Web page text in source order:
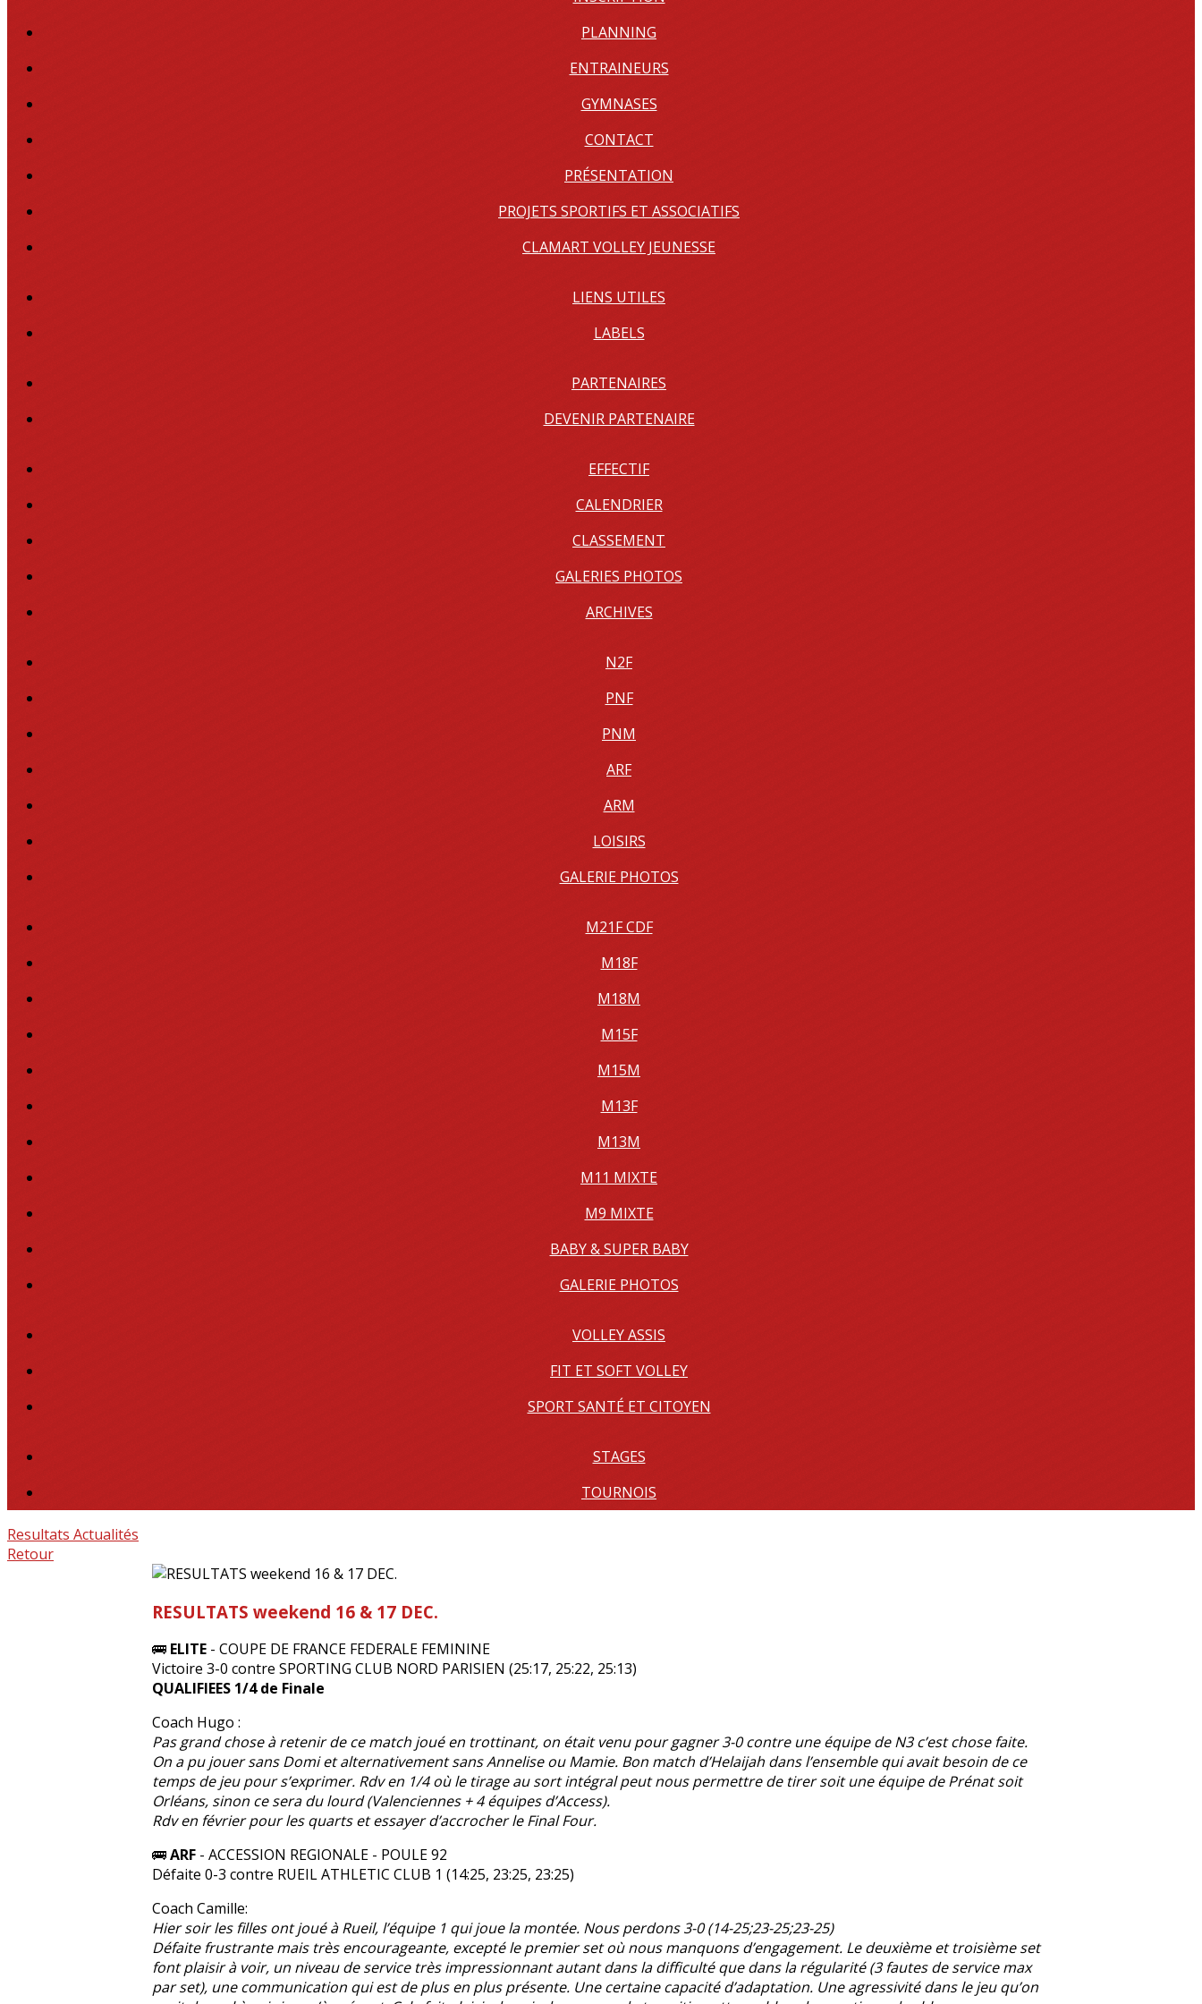
PLANNING
ENTRAINEURS
GYMNASES
CONTACT
PRÉSENTATION
PROJETS SPORTIFS ET ASSOCIATIFS
CLAMART VOLLEY JEUNESSE
LIENS UTILES
LABELS
PARTENAIRES
DEVENIR PARTENAIRE
EFFECTIF
CALENDRIER
CLASSEMENT
GALERIES PHOTOS
ARCHIVES
N2F
PNF
PNM
ARF
ARM
LOISIRS
GALERIE PHOTOS
M21F CDF
M18F
M18M
M15F
M15M
M13F
M13M
M11 MIXTE
M9 MIXTE
BABY & SUPER BABY
GALERIE PHOTOS
VOLLEY ASSIS
FIT ET SOFT VOLLEY
SPORT SANTÉ ET CITOYEN
STAGES
TOURNOIS
Resultats Actualités
Retour
RESULTATS weekend 16 & 17 DEC.
🚌 ELITE - COUPE DE FRANCE FEDERALE FEMININE
Victoire 3-0 contre SPORTING CLUB NORD PARISIEN (25:17, 25:22, 25:13)
QUALIFIEES 1/4 de Finale
Coach Hugo :
Pas grand chose à retenir de ce match joué en trottinant, on était venu pour gagner 3-0 contre une équipe de N3 c’est chose faite.
On a pu jouer sans Domi et alternativement sans Annelise ou Mamie. Bon match d’Helaijah dans l’ensemble qui avait besoin de ce
temps de jeu pour s’exprimer. Rdv en 1/4 où le tirage au sort intégral peut nous permettre de tirer soit une équipe de Prénat soit
Orléans, sinon ce sera du lourd (Valenciennes + 4 équipes d’Access).
Rdv en février pour les quarts et essayer d’accrocher le Final Four.
🚌ARF - ACCESSION REGIONALE - POULE 92
Défaite 0-3 contre RUEIL ATHLETIC CLUB 1 (14:25, 23:25, 23:25)
Coach Camille:
Hier soir les filles ont joué à Rueil, l’équipe 1 qui joue la montée. Nous perdons 3-0 (14-25;23-25;23-25)
Défaite frustrante mais très encourageante, excepté le premier set où nous manquons d’engagement. Le deuxième et troisième set
font plaisir à voir, un niveau de service très impressionnant autant dans la difficulté que dans la régularité (3 fautes de service max
par set), une communication qui est de plus en plus présente. Une certaine capacité d’adaptation. Une agressivité dans le jeu qu’on